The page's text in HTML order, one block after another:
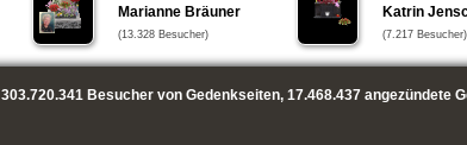
Marianne Bräuner
(13.328 Besucher)
Katrin
(7.217 Besucher)
303.720.341Besucher von Gedenkseiten, 17.468.437angezündete